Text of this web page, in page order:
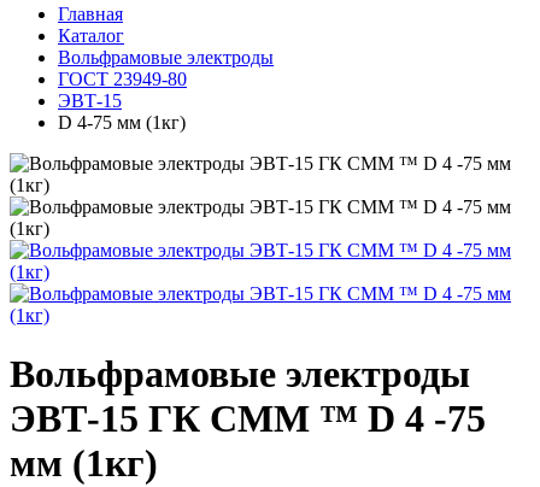
Главная
Каталог
Вольфрамовые электроды
ГОСТ 23949-80
ЭВТ-15
D 4-75 мм (1кг)
Вольфрамовые электроды
ЭВТ-15 ГК СММ ™ D 4 -75
мм (1кг)